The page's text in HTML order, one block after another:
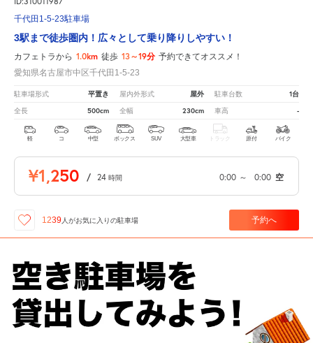
千代田1-5-23駐車場
3駅まで徒歩圏内！広々として乗り降りしやすい！
カフェトラから 1.0km 徒歩 13～19分 予約できてオススメ！
愛知県名古屋市中区千代田1-5-23
駐車場形式 平置き 屋内外形式 屋外 駐車台数 1台
全長 500cm 全幅 230cm 車高 -
軽 コ 中型 ボックス SUV 大型車 トラック 原付 バイク
¥1,250 / 24 時間 0:00 ～ 0:00 空
1239 人がお気に入りの駐車場 予約へ